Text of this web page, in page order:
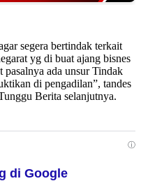
segera bertindak terkait
yg di buat ajang bisnes
pasalnya ada unsur Tindak
di pengadilan”, tandes
Berita selanjutnya.
ⓘ
di Google